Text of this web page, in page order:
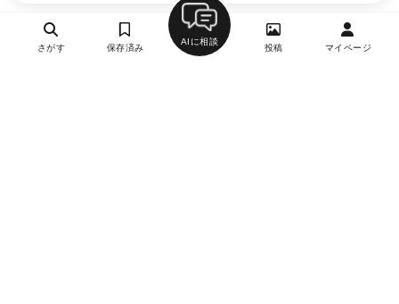
さがす 保存済み
AIに相談
投稿 マイページ